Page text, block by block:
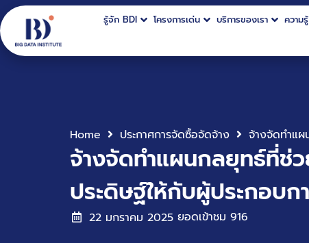
รู้จัก BDI โครงการเด่น บริการของเรา ความรู้
Home ประกาศการจัดซื้อจัดจ้าง
จ้างจัดทำแผนกลยุทธ์ที่ช่
ประดิษฐ์ให้กับผู้ประกอบก
22 มกราคม 2025 ยอดเข้าชม 916